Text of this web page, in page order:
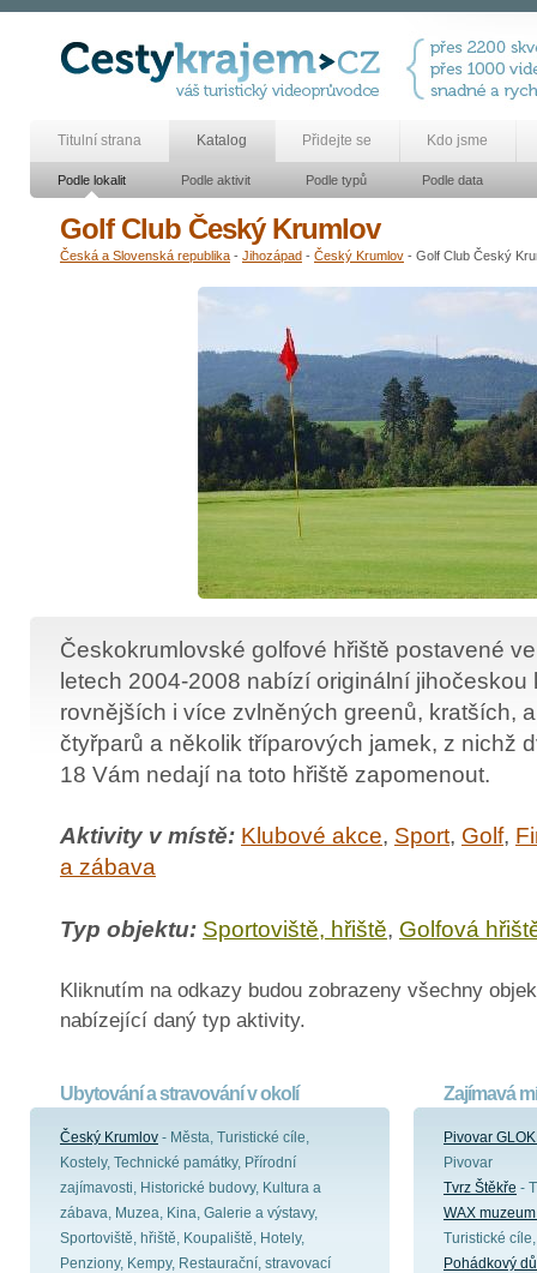
Titulní strana Katalog Přidejte se Kdo jsme
Podle lokalit Podle aktivit Podle typů Podle data
Golf Club Český Krumlov
Česká a Slovenská republika - Jihozápad - Český Krumlov - Golf Club Český
Českokrumlovské golfové hřiště postavené
letech 2004-2008 nabízí originální jihočeskou
rovnějších i více zvlněných greenů, kratších,
čtyřparů a několik tříparových jamek, z nichž
18 Vám nedají na toto hřiště zapomenout.
Aktivity v místě: Klubové akce, Sport, Golf,
a zábava
Typ objektu: Sportoviště, hřiště, Golfová
Kliknutím na odkazy budou zobrazeny všechny
nabízející daný typ aktivity.
Ubytování a stravování v okolí
Český Krumlov - Města, Turistické cíle,
Kostely, Technické památky, Přírodní
zajímavosti, Historické budovy, Kultura a
zábava, Muzea, Kina, Galerie a výstavy,
Sportoviště, hřiště, Koupaliště, Hotely,
Penziony, Kempy, Restaurační, stravovací
Zajímavá
Pivovar
Pivovar
Tvrz Štěkře -
WAX
Turistické
Pohádkový